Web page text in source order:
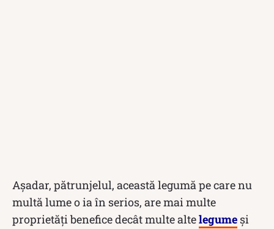
Așadar, pătrunjelul, această legumă pe care nu
multă lume o ia în serios, are mai multe
proprietăți benefice decât multe altelegume și